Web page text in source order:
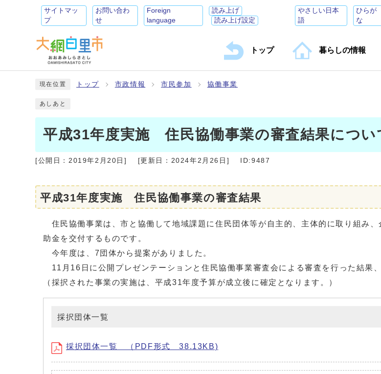
サイトマッ
プ
お問い合わ
せ
Foreign
language
読み上げ
読み上げ設定
やさしい日本
語
ひらが
な
トップ 暮らしの情報
現在位置 トップ 市政情報 市民参加 協働事業
あしあと
平成31年度実施 住民協働事業の審査結果につい
[公開日： 2019年2月20日 ] [更新日： 2024年2月26日 ] ID:9487
平成31年度実施 住民協働事業の審査結果
住民協働事業は、市と協働して地域課題に住民団体等が自主的、主体的に取り組み
助金を交付するものです。
今年度は、7団体から提案がありました。
11月16日に公開プレゼンテーションと住民協働事業審査会による審査を行った結果
（採択された事業の実施は、平成31年度予算が成立後に確定となります。）
採択団体一覧
採択団体一覧 （PDF形式 38.13KB)